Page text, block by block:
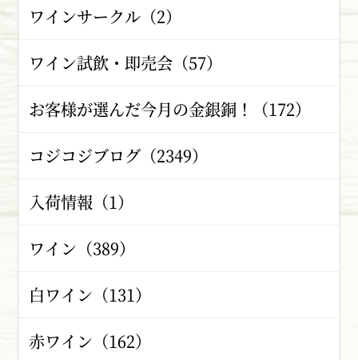
ワインサークル（2）
ワイン試飲・即売会（57）
お客様が選んだ今月の金銀銅！（172）
コジコジブログ（2349）
入荷情報（1）
ワイン（389）
白ワイン（131）
赤ワイン（162）